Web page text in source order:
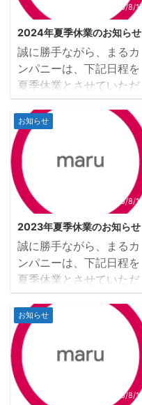
2025年8月9日(土)以降
にいただいたお問合せに
ついて、回答までにお時
間をいただく場合がござ
います。※2：休業期間中
にいただいたお問い合わ
せについては、営業開始
日2025年8月18日(月)よ
り順次回答をさせていた
だきます。
2025/8/17
2024年夏季休業のお知らせ
誠に勝手ながら、まるカ
ンパニーは、下記日程を
夏季休業とさせていただ
きます。ご不便をお掛け
致しますが、ご理解の
程、宜しくお願い申し上
げます。 夏季休業期間 :
2024年8月10日(土)～
2024年8月18日(日) ※1：
2024年8月10日(土)以降
にいただいたお問合せに
ついて、回答までにお時
間をいただく場合がござ
います。※2：休業期間中
にいただいたお問い合わ
せについては、営業開始
日2024年8月19日(月)よ
り順次回答をさせていた
だきます。
お知らせ
2025/8/17
2023年夏季休業のお知らせ
誠に勝手ながら、まるカ
ンパニーは、下記日程を
夏季休業とさせていただ
きます。ご不便をお掛け
致しますが、ご理解の
程、宜しくお願い申し上
げます。 夏季休業期間 :
2023年8月12日(土)～
2023年8月20日(日)
※1：2023年8月12日(土)
お知らせ
2025/8/17